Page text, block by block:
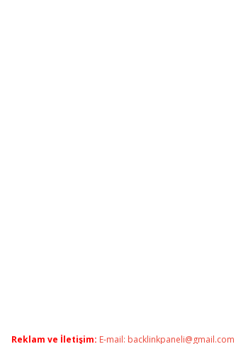
Reklam ve İletişim: E-mail: backlinkpaneli@gmail.com